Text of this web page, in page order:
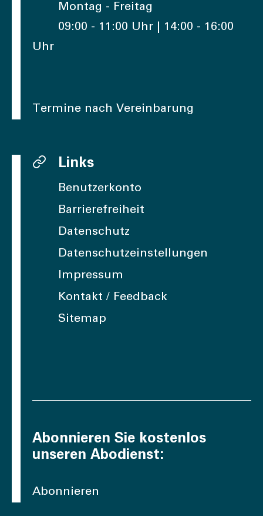
Montag - Freitag
09:00 - 11:00 Uhr | 14:00 - 16:00
Uhr
Termine nach Vereinbarung
Links
Benutzerkonto
Barrierefreiheit
Datenschutz
Datenschutzeinstellungen
Impressum
Kontakt / Feedback
Sitemap
Abonnieren Sie kostenlos
unseren Abodienst:
Abonnieren